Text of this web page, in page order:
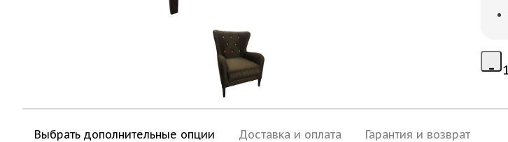
Выбрать дополнительные опции Доставка и оплата Гарантия и возврат